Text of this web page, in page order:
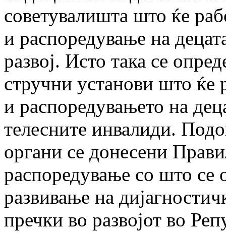
советувалишта што ќе
и рас­по­редување на
развој. Исто така се
стручни установи што ќе
и распоредувањето на
телесните инвалиди.
органи се донесени
распоредување со што
развивање на
пречки во разво­јот во